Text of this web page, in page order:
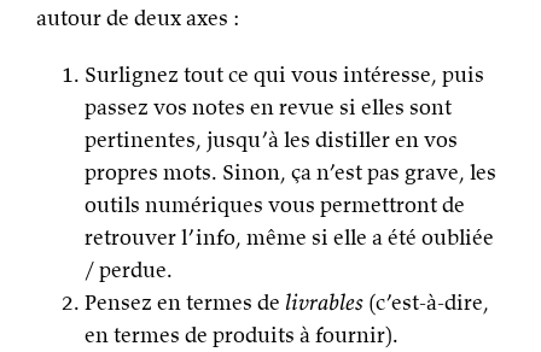
autour de deux axes :
Surlignez tout ce qui vous intéresse, puis
passez vos notes en revue si elles sont
pertinentes, jusqu’à les distiller en vos
propres mots. Sinon, ça n’est pas grave, les
outils numériques vous permettront de
retrouver l’info, même si elle a été oubliée
/ perdue.
Pensez en termes de livrables (c’est-à-dire,
en termes de produits à fournir).